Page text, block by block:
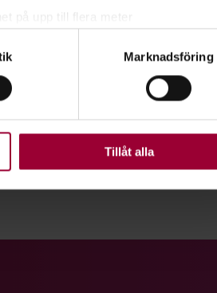
på upp till flera meter
i
detaljsektionen . Du kan
vår webbplats. Vissa kakor är
Marknadsföring
Tillåt alla